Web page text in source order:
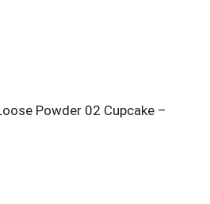
Powder 02 Cupcake –